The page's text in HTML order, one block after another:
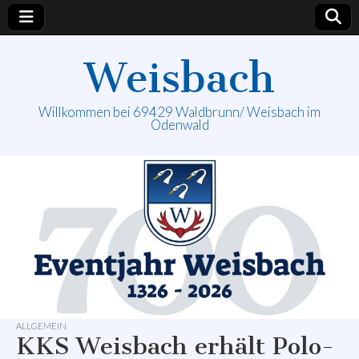
Weisbach
Willkommen bei 69429 Waldbrunn/ Weisbach im
Odenwald
ALLGEMEIN
KKS Weisbach erhält Polo-